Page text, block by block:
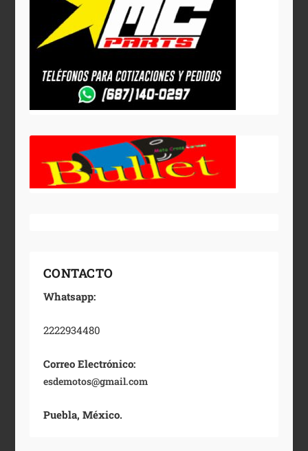
CONTACTO
Whatsapp:
2222934480
Correo Electrónico:
esdemotos@gmail.com
Puebla, México.